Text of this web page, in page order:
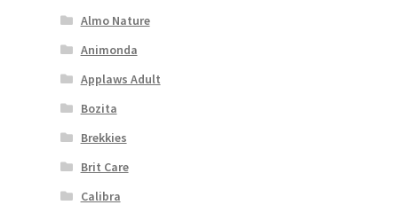
Almo Nature
Animonda
Applaws Adult
Bozita
Brekkies
Brit Care
Calibra